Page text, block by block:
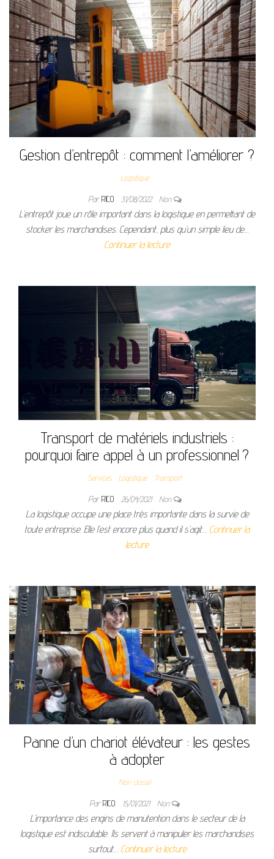
Gestion d’entrepôt : comment l’améliorer ?
Logistique
ParRICO 31/08/2022 Non
L’entrepôt joue un rôle important dans la logistique en permettant de
stocker les marchandises. Cependant, plus qu’un simple lieu de…
Continuer la lecture
Transport de matériels industriels :
pourquoi faire appel à un professionnel ?
Services Logistique Transport
ParRICO 26/04/2021 Non
La logistique occupe une place très importante dans la survie de
toute entreprise. Elle l’est encore plus quand il s’agit… Continuer la
lecture
Panne d’un chariot élévateur : les gestes
à adopter
Non classé
ParRICO 15/01/2021 Non
L’importance des engins de manutention dans le secteur de la
logistique est indiscutable. Ils servent à manipuler les marchandises
surtout… Continuer la lecture